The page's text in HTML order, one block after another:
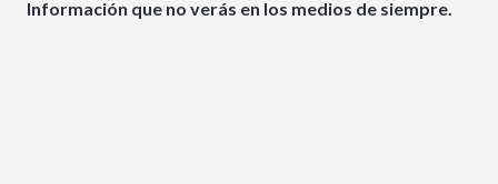
Información que no verás en los medios de siempre.